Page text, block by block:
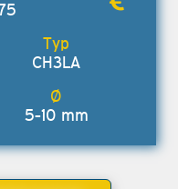
CH3LA
5-10 mm